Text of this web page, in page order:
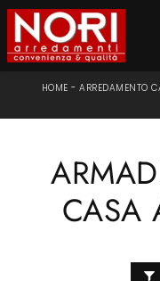
HOME - ARREDAMENTO
CASA